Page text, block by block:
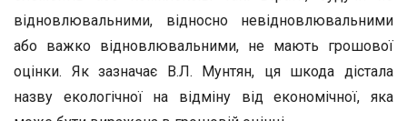
відновлювальними, відносно невідновлювальними
або важко відновлювальними, не мають грошової
оцінки. Як зазначає В.Л. Мунтян, ця шкода дістала
назву екологічної на відміну від економічної, яка